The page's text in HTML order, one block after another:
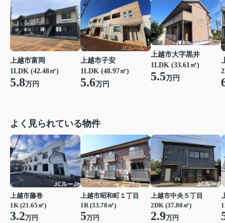
上越市富岡
1LDK (42.48㎡)
5.8万円
上越市子安
1LDK (48.97㎡)
5.6万円
上越市大字黒井
1LDK (33.61㎡)
5.5万円
よく見られている物件
上越市藤巻
1K (21.65㎡)
3.2万円
上越市昭和町１丁目
1R (33.78㎡)
5万円
上越市中央５丁目
2DK (37.80㎡)
2.9万円